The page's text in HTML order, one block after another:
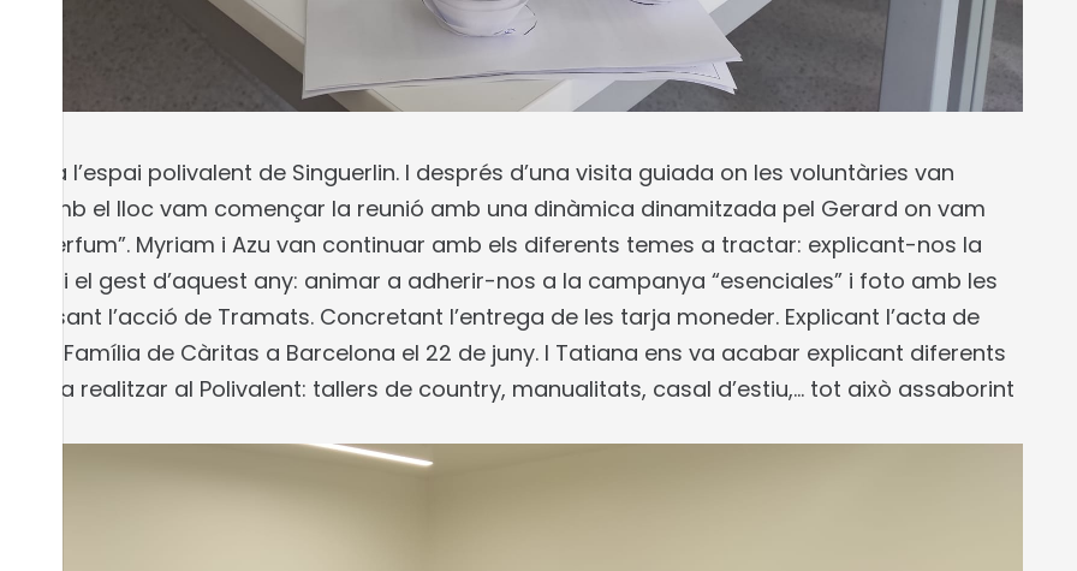
a l’espai polivalent de Singuerlin. I després d’una visita guiada on les voluntàries van
amb el lloc vam començar la reunió amb una dinàmica dinamitzada pel Gerard on vam
“perfum”. Myriam i Azu van continuar amb els diferents temes a tractar: explicant-nos la
i el gest d’aquest any: animar a adherir-nos a la campanya “esenciales” i foto amb les
Revisant l’acció de Tramats. Concretant l’entrega de les tarja moneder. Explicant l’acta de
de la Família de Càritas a Barcelona el 22 de juny. I Tatiana ens va acabar explicant diferents
a realitzar al Polivalent: tallers de country, manualitats, casal d’estiu,… tot això assaborint